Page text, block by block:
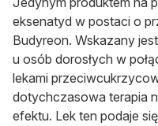
eksenatyd w postaci o
Budyreon. Wskazany
u osób dorosłych w
lekami
dotychczasowa terapia
efektu. Lek ten podaje